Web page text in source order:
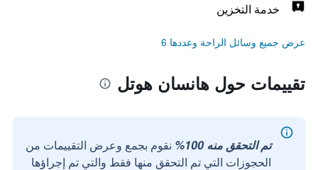
خدمة التخزين
عرض جميع وسائل الراحة وعددها 6
تقييمات حول هانسان هوتل
تم التحقق منه 100%
نقوم بجمع وعرض التقييمات من
الحجوزات التي تم التحقق منها فقط والتي تم إجراؤها